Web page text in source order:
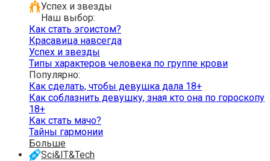
Успех и звезды
Наш выбор:
Как стать эгоистом?
Красавица навсегда
Успех и звезды
Типы характеров человека по группе крови
Популярно:
Как сделать, чтобы девушка дала 18+
Как соблазнить девушку, зная кто она по гороскопу
18+
Как стать мачо?
Тайны гармонии
Больше
Sci&IT&Tech